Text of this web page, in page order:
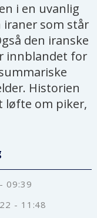
i en uvanlig
iraner som står
den iranske
innblandet for
Historien
løfte om piker,
09:39
- 11:48